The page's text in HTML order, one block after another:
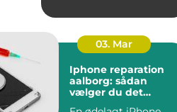
En gennemtænkt lø...
03. Mar
Iphone reparation
aalborg: sådan
vælger du det